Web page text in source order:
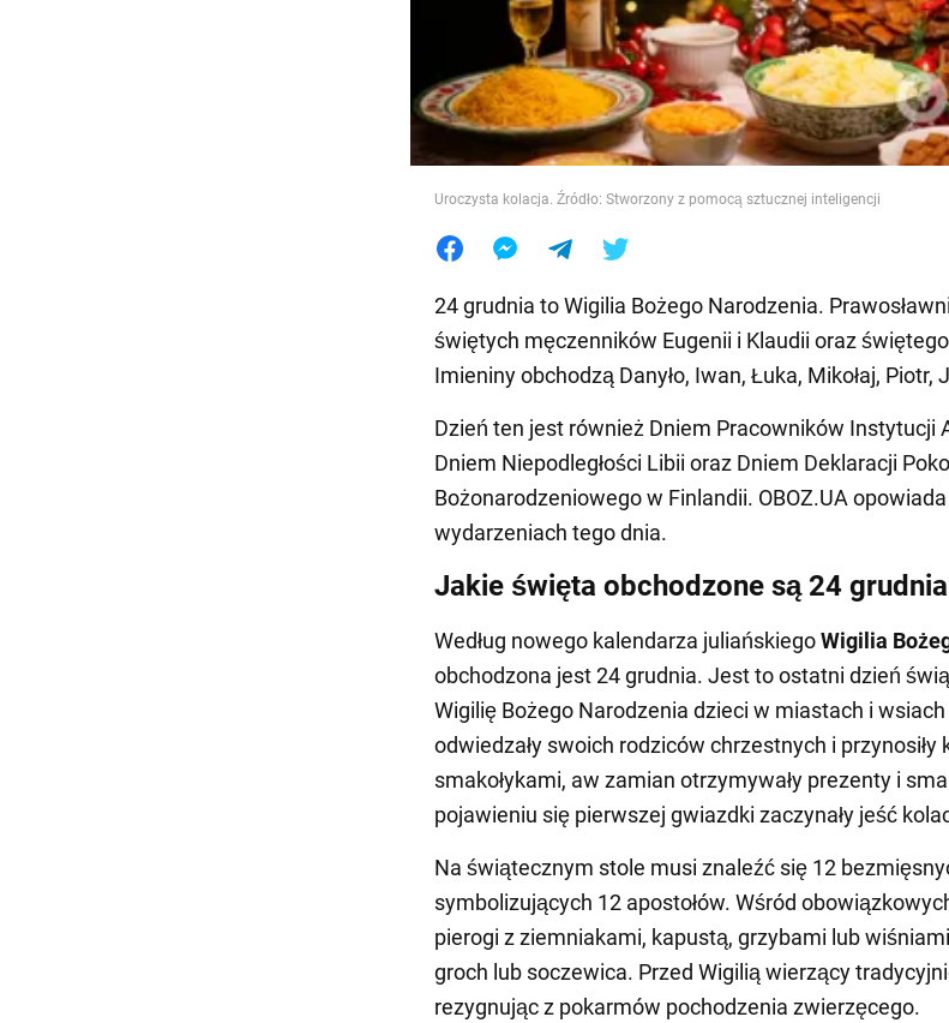
Jedzenie
Uroczysta kolacja. Źródło: Stworzony z pomocą sztucznej inteligencji
24 grudnia to Wigilia Bożego Narodzenia.
świętych męczenników Eugenii i Klaudii oraz
Imieniny obchodzą Danyło, Iwan, Łuka, Mikołaj, Piotr,
Dzień ten jest również Dniem Pracowników Instytucji
Dniem Niepodległości Libii oraz Dniem Deklaracji
Bożonarodzeniowego w Finlandii. OBOZ.UA
wydarzeniach tego dnia.
Jakie święta obchodzone są 24 grudnia
Według nowego kalendarza juliańskiegoWigilia
obchodzona jest 24 grudnia. Jest to ostatni dzień
Wigilię Bożego Narodzenia dzieci w miastach i
odwiedzały swoich rodziców chrzestnych i przynosiły
smakołykami, aw zamian otrzymywały prezenty i
pojawieniu się pierwszej gwiazdki zaczynały jeść
Na świątecznym stole musi znaleźć się 12
symbolizujących 12 apostołów. Wśród
pierogi z ziemniakami, kapustą, grzybami lub
groch lub soczewica. Przed Wigilią wierzący
rezygnując z pokarmów pochodzenia zwierzęcego.